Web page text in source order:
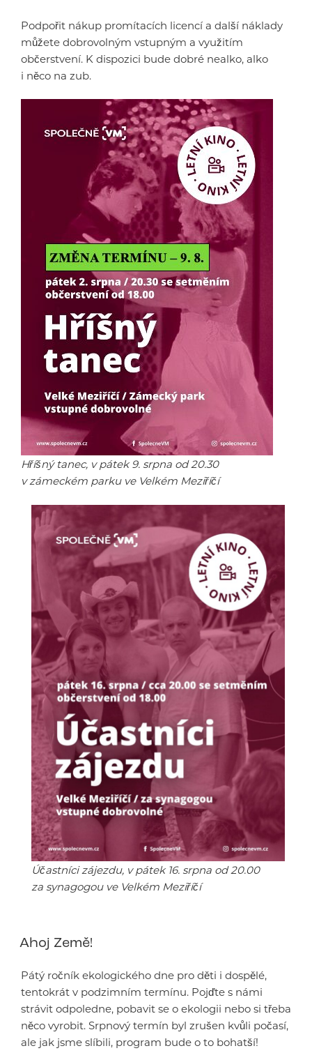
Podpořit nákup promítacích licencí a další náklady
můžete dobrovolným vstupným a využitím
občerstvení. K dispozici bude dobré nealko, alko
i něco na zub.
Hříšný tanec, v pátek 9. srpna od 20.30
v zámeckém parku ve Velkém Meziříčí
Účastníci zájezdu, v pátek 16. srpna od 20.00
za synagogou ve Velkém Meziříčí
Ahoj Země!
Pátý ročník ekologického dne pro děti i dospělé,
tentokrát v podzimním termínu. Pojďte s námi
strávit odpoledne, pobavit se o ekologii nebo si třeba
něco vyrobit. Srpnový termín byl zrušen kvůli počasí,
ale jak jsme slíbili, program bude o to bohatší!